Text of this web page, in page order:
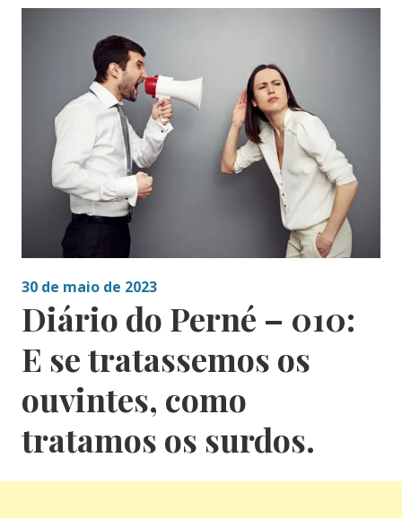
30 de maio de 2023
Diário do Perné – 010:
E se tratassemos os
ouvintes, como
tratamos os surdos.